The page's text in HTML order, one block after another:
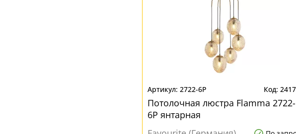
2722-6P
Потолочная люстра Flamma 2722-
6P янтарная